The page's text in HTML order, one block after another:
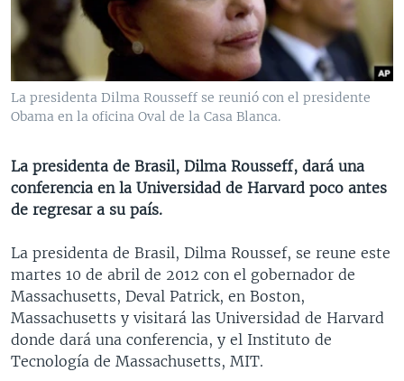
VENEZUELA
BRASIL
NICARAGUA
ECONOMÍA
ENTRETENIMIENTO Y CULTURA
TECNOLOGÍA
DEPORTES
MULTIMEDIA
VIDEOS
FOTOGRAFÍA
AUDIOS
PROGRAMAS TV
EL MUNDO AL DÍA
FORO INTERAMERICANO
LAS CLAVES
PANORAMA
RADIO
AVANCE INFORMATIVO
BUENOS DÍAS AMÉRICA
ESTADOS UNIDOS AL DÍA
FORO [RADIO]
DEPORTIVO INTERNACIONAL
NOTA ECONÓMICA
ENTRETENIMIENTO
DIRECT
Learning English
Idiomas
La presidenta Dilma Rousseff se reunió con el presidente
Obama en la oficina Oval de la Casa Blanca.
La presidenta de Brasil, Dilma Rousseff, dará una
conferencia en la Universidad de Harvard poco antes
de regresar a su país.
La presidenta de Brasil, Dilma Roussef, se reune este
martes 10 de abril de 2012 con el gobernador de
Massachusetts, Deval Patrick, en Boston,
Massachusetts y visitará las Universidad de Harvard
donde dará una conferencia, y el Instituto de
Tecnología de Massachusetts, MIT.